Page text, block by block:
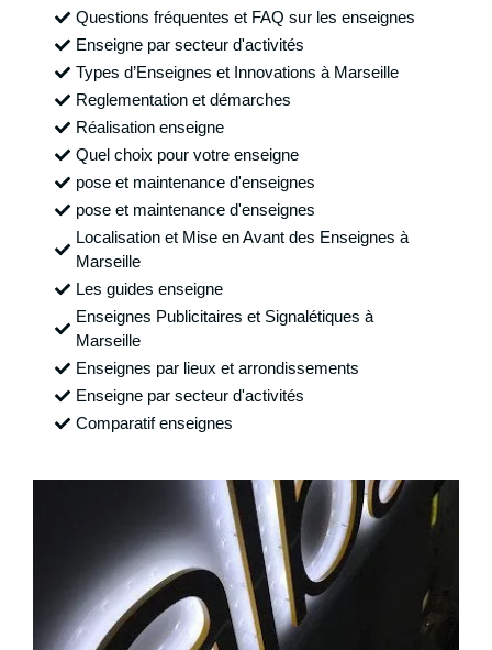
Questions fréquentes et FAQ sur les enseignes
Enseigne par secteur d'activités
Types d’Enseignes et Innovations à Marseille
Reglementation et démarches
Réalisation enseigne
Quel choix pour votre enseigne
pose et maintenance d'enseignes
pose et maintenance d'enseignes
Localisation et Mise en Avant des Enseignes à
Marseille
Les guides enseigne
Enseignes Publicitaires et Signalétiques à
Marseille
Enseignes par lieux et arrondissements
Enseigne par secteur d'activités
Comparatif enseignes